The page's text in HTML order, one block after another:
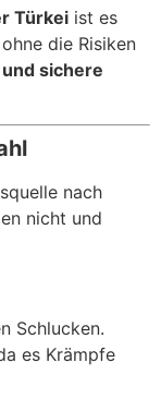
Türkei ist es
die Risiken
sichere
nach
nicht und
Schlucken.
es Krämpfe